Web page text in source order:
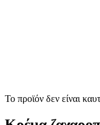
Το προϊόν δεν είναι